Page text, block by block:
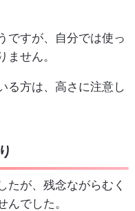
ですが、自分では使っ
せん。
る方は、高さに注意し
たが、残念ながらむく
でした。